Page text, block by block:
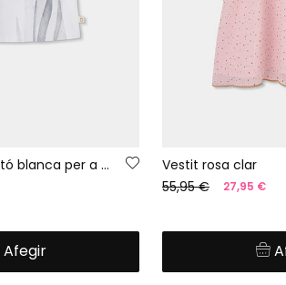
Samarreta de cotó blanca per a nena
Afegir
Vestit rosa clar
55,95 €
27,95 €